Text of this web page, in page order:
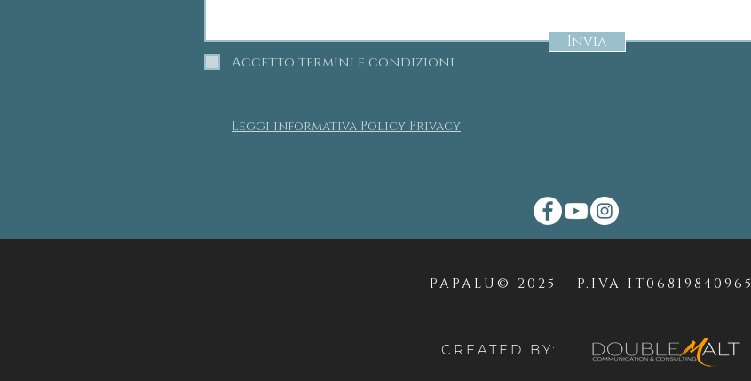
Invia
Accetto termini e condizioni
Leggi informativa Policy Privacy
PAPALU© 2025 - P.IVA IT06819840965
CREATED BY: